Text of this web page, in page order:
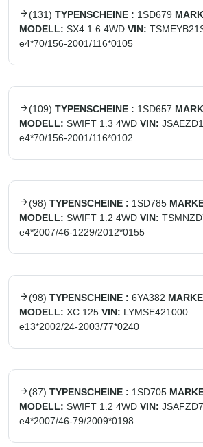
(131) TYPENSCHEINE : 1SD679
MODELL: SX4 1.6 4WD VIN:
e4*70/156-2001/116*0105
(109) TYPENSCHEINE : 1SD657
MODELL: SWIFT 1.3 4WD VIN:
e4*70/156-2001/116*0102
(98) TYPENSCHEINE : 1SD785
MODELL: SWIFT 1.2 4WD VIN:
e4*2007/46-1229/2012*0155
(98) TYPENSCHEINE : 6YA382
MODELL: XC 125 VIN: LYMSE421000......
e13*2002/24-2003/77*0240
(87) TYPENSCHEINE : 1SD705
MODELL: SWIFT 1.2 4WD VIN:
e4*2007/46-79/2009*0198